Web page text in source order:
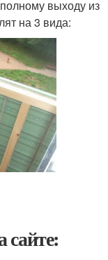
выходу из
на 3 вида:
сайте: